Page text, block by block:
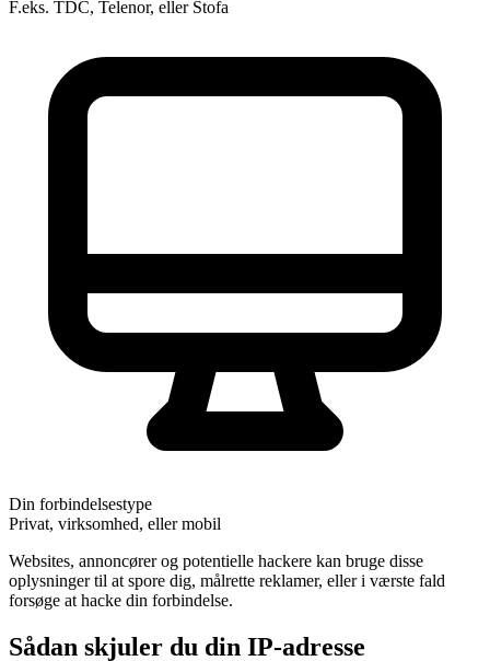
F.eks. TDC, Telenor, eller Stofa
Din forbindelsestype
Privat, virksomhed, eller mobil
Websites, annoncører og potentielle hackere kan bruge disse
oplysninger til at spore dig, målrette reklamer, eller i værste fald
forsøge at hacke din forbindelse.
Sådan skjuler du din IP-adresse